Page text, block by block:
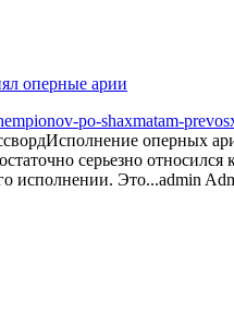
po-shaxmatam-
Исполнение оперных
серьезно
исполнении. Это...admin